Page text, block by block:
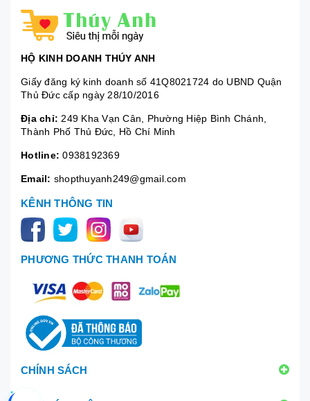
HỘ KINH DOANH THÚY ANH
Giấy đăng ký kinh doanh số 41Q8021724 do UBND Quận
Thủ Đức cấp ngày 28/10/2016
Địa chỉ: 249 Kha Vạn Cân, Phường Hiệp Bình Chánh,
Thành Phố Thủ Đức, Hồ Chí Minh
Hotline: 0938192369
Email: shopthuyanh249@gmail.com
KÊNH THÔNG TIN
PHƯƠNG THỨC THANH TOÁN
CHÍNH SÁCH